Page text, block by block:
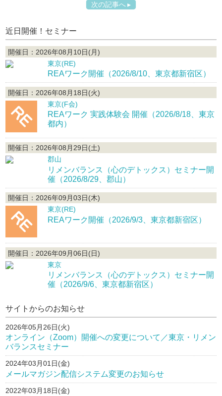
次の記事へ
近日開催！セミナー
開催日：2026年08月10日(月)
東京(RE)
REAワーク開催（2026/8/10、東京都新宿区）
開催日：2026年08月18日(火)
東京(F会)
REAワーク 実践体験会 開催（2026/8/18、東京
都内）
開催日：2026年08月29日(土)
郡山
リメンバランス（心のデトックス）セミナー開
催（2026/8/29、郡山）
開催日：2026年09月03日(木)
東京(RE)
REAワーク開催（2026/9/3、東京都新宿区）
開催日：2026年09月06日(日)
東京
リメンバランス（心のデトックス）セミナー開
催（2026/9/6、東京都新宿区）
サイトからのお知らせ
2026年05月26日(火)
オンライン（Zoom）開催への変更について／東京・リメン
バランスセミナー
2024年03月01日(金)
メールマガジン配信システム変更のお知らせ
2022年03月18日(金)